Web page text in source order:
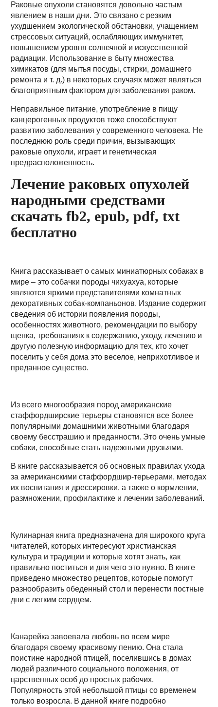
Раковые опухоли становятся довольно частым
явлением в наши дни. Это связано с резким
ухудшением экологической обстановки, учащением
стрессовых ситуаций, ослабляющих иммунитет,
повышением уровня солнечной и искусственной
радиации. Использование в быту множества
химикатов (для мытья посуды, стирки, домашнего
ремонта и т. д.) в некоторых случаях может являться
благоприятным фактором для заболевания раком.
Неправильное питание, употребление в пищу
канцерогенных продуктов тоже способствуют
развитию заболевания у современного человека. Не
последнюю роль среди причин, вызывающих
раковые опухоли, играет и генетическая
предрасположенность.
Лечение раковых опухолей
народными средствами
скачать fb2, epub, pdf, txt
бесплатно
Книга рассказывает о самых миниатюрных собаках в
мире – это собачки породы чихуахуа, которые
являются яркими представителями комнатных
декоративных собак-компаньонов. Издание содержит
сведения об истории появления породы,
особенностях животного, рекомендации по выбору
щенка, требованиях к содержанию, уходу, лечению и
другую полезную информацию для тех, кто хочет
поселить у себя дома это веселое, неприхотливое и
преданное существо.
Из всего многообразия пород американские
стаффордширские терьеры становятся все более
популярными домашними животными благодаря
своему бесстрашию и преданности. Это очень умные
собаки, способные стать надежными друзьями.
В книге рассказывается об основных правилах ухода
за американскими стаффордшир-терьерами, методах
их воспитания и дрессировки, а также о кормлении,
размножении, профилактике и лечении заболеваний.
Кулинарная книга предназначена для широкого круга
читателей, которых интересуют христианская
культура и традиции и которые хотят знать, как
правильно поститься и для чего это нужно. В книге
приведено множество рецептов, которые помогут
разнообразить обеденный стол и перенести постные
дни с легким сердцем.
Канарейка завоевала любовь во всем мире
благодаря своему красивому пению. Она стала
поистине народной птицей, поселившись в домах
людей различного социального положения, от
царственных особ до простых рабочих.
Популярность этой небольшой птицы со временем
только возросла. В данной книге подробно